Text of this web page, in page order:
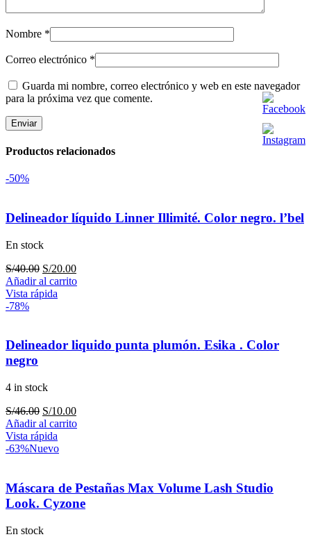
Nombre *
Correo electrónico *
Guarda mi nombre, correo electrónico y web en este navegador
para la próxima vez que comente.
Productos relacionados
-50%
Delineador líquido Linner Illimité. Color negro. l’bel
En stock
S/40.00 El
precio
original
S/20.00El
precio
Añadir al carrito
Vista rápida
-78%
Delineador liquido punta plumón. Esika . Color
negro
4 in stock
S/46.00 El
precio
original
era:
S/10.00El
precio
Añadir al carrito
Vista rápida
-63%Nuevo
Máscara de Pestañas Max Volume Lash Studio
Look. Cyzone
En stock